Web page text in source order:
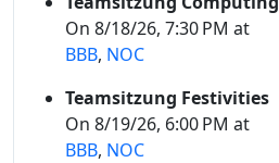
On 8/18/26, 7:30 PM at
BBB, NOC
Teamsitzung Festivities
On 8/19/26, 6:00 PM at
BBB, NOC